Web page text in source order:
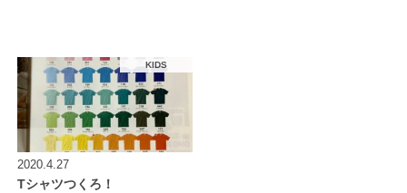
KIDS
2020.4.27
Tシャツつくろ！